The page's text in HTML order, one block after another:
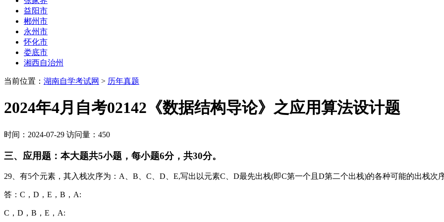
益阳市
郴州市
永州市
怀化市
娄底市
湘西自治州
当前位置： 湖南自学考试网 > 历年真题
2024年4月自考02142《数据结构导论》之应用算法设计题
时间：2024-07-29 访问量：450
三、应用题：本大题共5小题，每小题6分，共30分。
29、有5个元素，其入栈次序为：A、B、C、D、E,写出以元素C、D最先出栈(即C第一个且D第二个出栈)的各种可能的出栈次
答：C，D，E，B，A:
C，D，B，E，A: